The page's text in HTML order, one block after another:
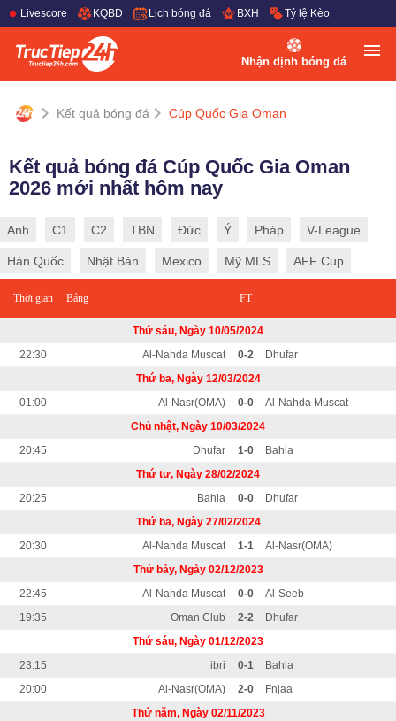
Livescore KQBD Lịch bóng đá BXH Tỷ lệ Kèo
Nhận định bóng đá
Kết quả bóng đá Cúp Quốc Gia Oman
Kết quả bóng đá Cúp Quốc Gia Oman
2026 mới nhất hôm nay
Anh C1 C2 TBN Đức Ý Pháp V-League
Hàn Quốc Nhật Bản Mexico Mỹ MLS AFF Cup
Thời gian Bảng FT
Thứ sáu, Ngày 10/05/2024
22:30
Al-Nahda Muscat 0-2
Dhufar
Thứ ba, Ngày 12/03/2024
01:00
Al-Nasr(OMA) 0-0
Al-Nahda Muscat
Chủ nhật, Ngày 10/03/2024
20:45
Dhufar 1-0
Bahla
Thứ tư, Ngày 28/02/2024
20:25
Bahla 0-0
Dhufar
Thứ ba, Ngày 27/02/2024
20:30
Al-Nahda Muscat 1-1
Al-Nasr(OMA)
Thứ bảy, Ngày 02/12/2023
22:45
Al-Nahda Muscat 0-0
Al-Seeb
19:35
Oman Club 2-2
Dhufar
Thứ sáu, Ngày 01/12/2023
23:15
ibri 0-1
Bahla
20:00
Al-Nasr(OMA) 2-0
Fnjaa
Thứ năm, Ngày 02/11/2023